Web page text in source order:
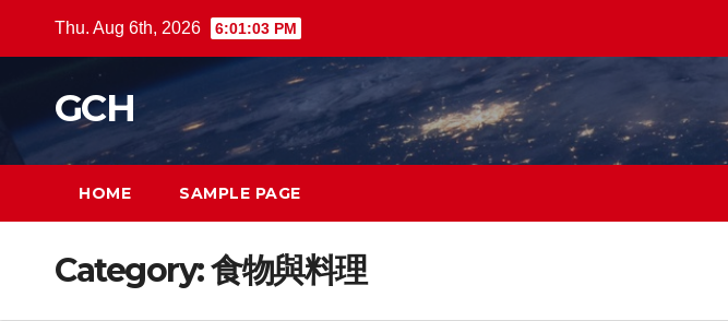
Thu. Aug 6th, 2026 6:01:04 PM
GCH
HOME SAMPLE PAGE
Category:食物與料理